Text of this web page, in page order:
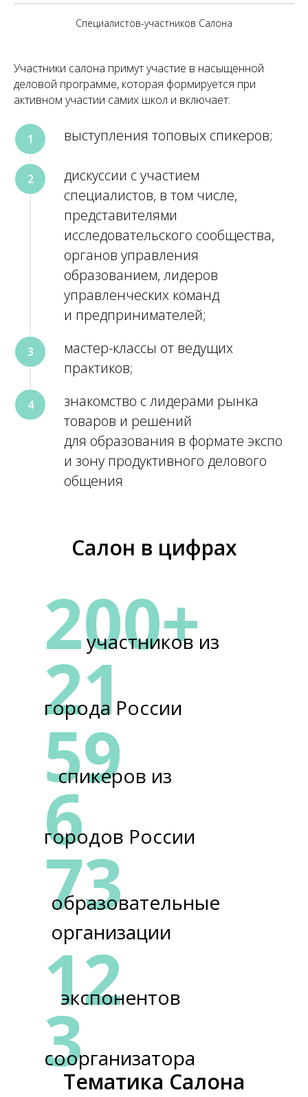
Специалистов-участников Салона
Участники салона примут участие в насыщенной
деловой программе, которая формируется при
активном участии самих школ и включает:
выступления топовых спикеров;
дискуссии с участием
специалистов, в том числе,
представителями
исследовательского сообщества,
органов управления
образованием, лидеров
управленческих команд
и предпринимателей;
мастер-классы от ведущих
практиков;
знакомство с лидерами рынка
товаров и решений
для образования в формате экспо
и зону продуктивного делового
общения
Салон в цифрах
200+
21
59
6
73
3
12
участников из
города России
спикеров из
городов России
образовательные
организации
экспонентов
соорганизатора
Тематика Салона